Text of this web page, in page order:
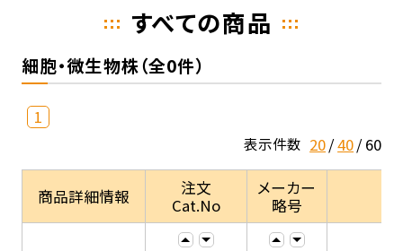
すべての商品
細胞・微生物株（全0件）
1
表示件数 20 40 60
商品詳細情報
注文
Cat.No
メーカー
略号